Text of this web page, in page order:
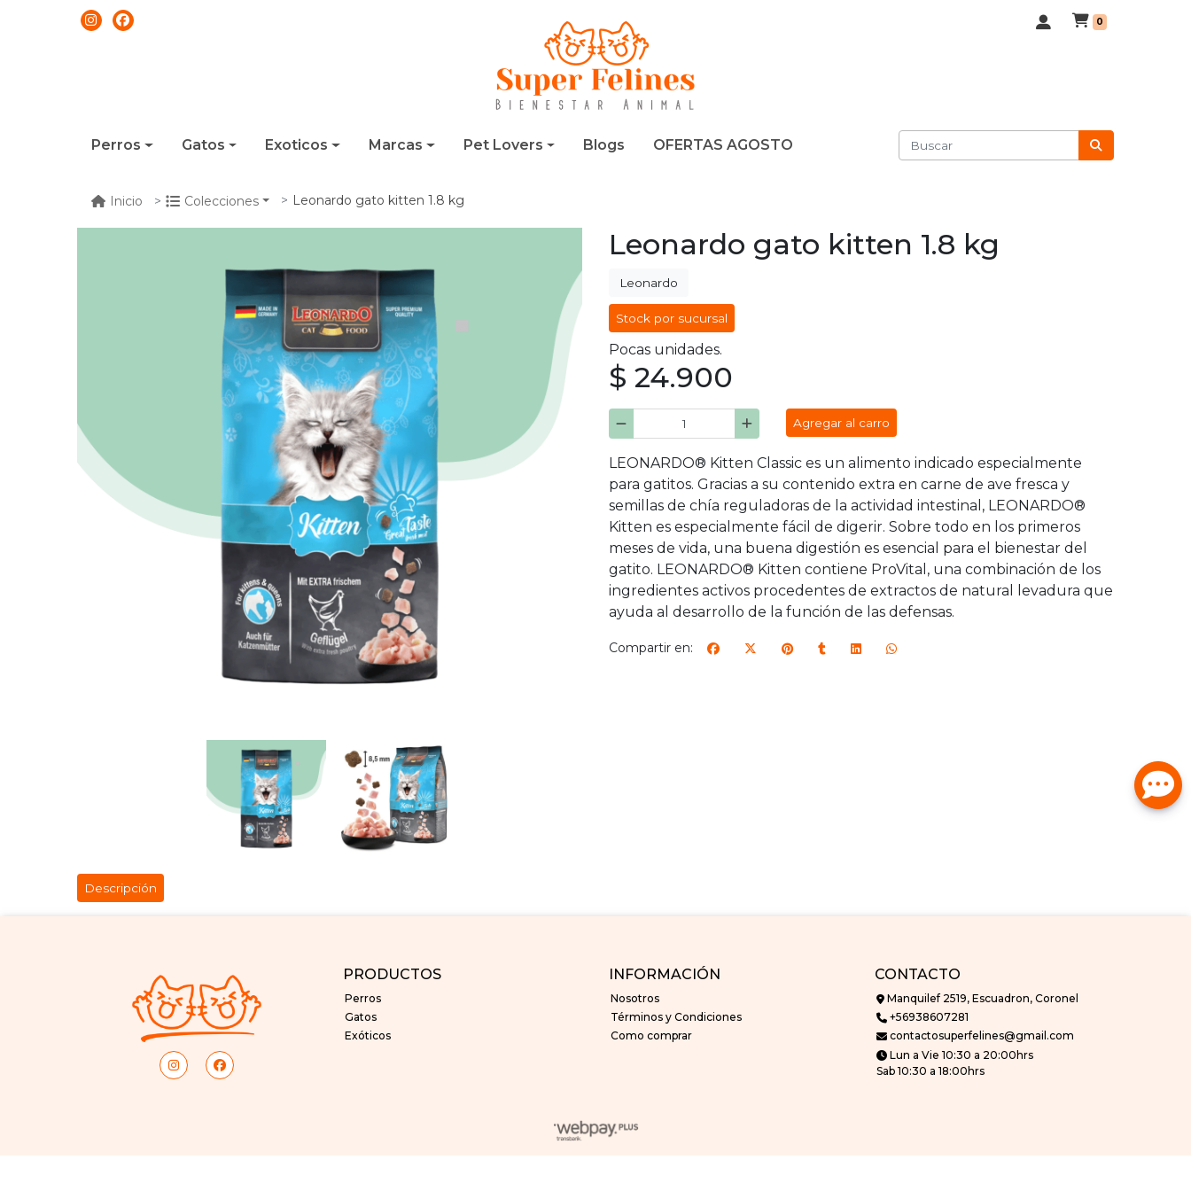
0
Perros Gatos Exoticos Marcas Pet Lovers Blogs OFERTAS AGOSTO
Inicio Colecciones Leonardo gato kitten 1.8 kg
Leonardo gato kitten 1.8 kg
Leonardo
Stock por sucursal
Pocas unidades.
$ 24.900
Agregar al carro
LEONARDO® Kitten Classic es un alimento indicado especialmente
para gatitos. Gracias a su contenido extra en carne de ave fresca y
semillas de chía reguladoras de la actividad intestinal, LEONARDO®
Kitten es especialmente fácil de digerir. Sobre todo en los primeros
meses de vida, una buena digestión es esencial para el bienestar del
gatito. LEONARDO® Kitten contiene ProVital, una combinación de los
ingredientes activos procedentes de extractos de natural levadura que
ayuda al desarrollo de la función de las defensas.
Compartir en:
Descripción
PRODUCTOS
Perros
Gatos
Exóticos
INFORMACIÓN
Nosotros
Términos y Condiciones
Como comprar
CONTACTO
Manquilef 2519, Escuadron, Coronel
+56938607281
contactosuperfelines@gmail.com
Lun a Vie 10:30 a 20:00hrs
Sab 10:30 a 18:00hrs